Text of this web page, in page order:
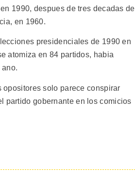
1990, despues de tres decadas de
en 1960.
presidenciales de 1990 en
atomiza en 84 partidos, habia
solo parece conspirar
partido gobernante en los comicios